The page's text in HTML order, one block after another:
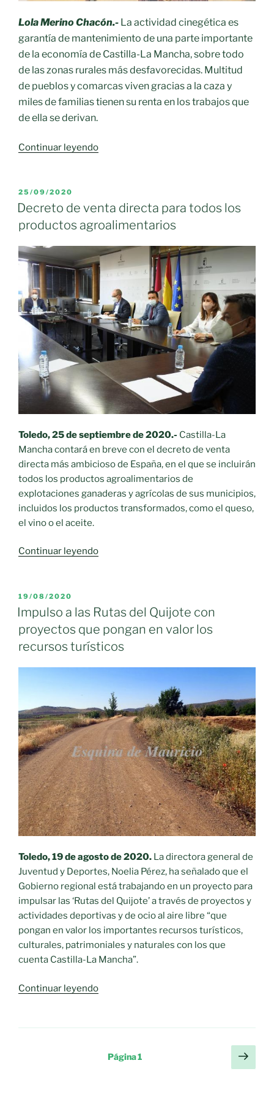
Lola Merino Chacón.- La actividad cinegética es
garantía de mantenimiento de una parte importante
de la economía de Castilla-La Mancha, sobre todo
de las zonas rurales más desfavorecidas. Multitud
de pueblos y comarcas viven gracias a la caza y
miles de familias tienen su renta en los trabajos que
de ella se derivan.
Continuar leyendo«Castilla-
caza»
PUBLICADO
EL
25/09/2020
Decreto de venta directa para todos los
productos agroalimentarios
Toledo, 25 de septiembre de 2020.- Castilla-La
Mancha contará en breve con el decreto de venta
directa más ambicioso de España, en el que se incluirán
todos los productos agroalimentarios de
explotaciones ganaderas y agrícolas de sus municipios,
incluidos los productos transformados, como el queso,
el vino o el aceite.
Continuar leyendo«Decreto
para
los
productos
agroalimentarios»
PUBLICADO
EL
19/08/2020
Impulso a las Rutas del Quijote con
proyectos que pongan en valor los
recursos turísticos
Toledo, 19 de agosto de 2020. La directora general de
Juventud y Deportes, Noelia Pérez, ha señalado que el
Gobierno regional está trabajando en un proyecto para
impulsar las ‘Rutas del Quijote’ a través de proyectos y
actividades deportivas y de ocio al aire libre “que
pongan en valor los importantes recursos turísticos,
culturales, patrimoniales y naturales con los que
cuenta Castilla-La Mancha”.
Continuar leyendo«Impulso
Rutas
Quijote
Página1